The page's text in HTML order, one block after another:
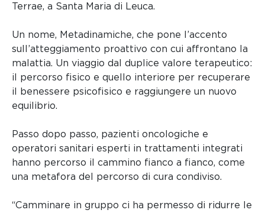
Terrae, a Santa Maria di Leuca.
Un nome, Metadinamiche, che pone l’accento
sull’atteggiamento proattivo con cui affrontano la
malattia. Un viaggio dal duplice valore terapeutico:
il percorso fisico e quello interiore per recuperare
il benessere psicofisico e raggiungere un nuovo
equilibrio.
Passo dopo passo, pazienti oncologiche e
operatori sanitari esperti in trattamenti integrati
hanno percorso il cammino fianco a fianco, come
una metafora del percorso di cura condiviso.
“Camminare in gruppo ci ha permesso di ridurre le